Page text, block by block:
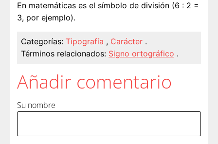
En matemáticas es el símbolo de división (6 : 2 =
3, por ejemplo).
Categorías: Tipografía , Carácter .
Términos relacionados: Signo ortográfico .
Añadir comentario
Su nombre